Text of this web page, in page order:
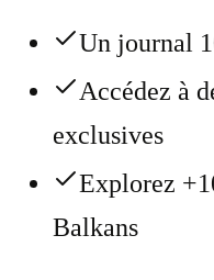
Un journal
Accédez à
exclusives
Explorez
Balkans